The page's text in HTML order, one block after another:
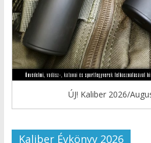
ÚJ! Kaliber 2026/
Kaliber Évkönyv 2026